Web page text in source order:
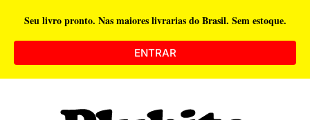
Seu livro pronto. Nas maiores livrarias do Brasil. Sem estoque.
ENTRAR